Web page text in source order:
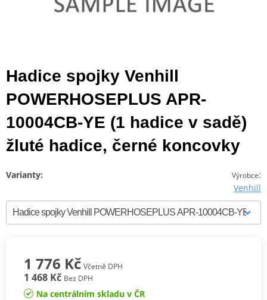
Hadice spojky Venhill
POWERHOSEPLUS APR-
10004CB-YE (1 hadice v sadě)
žluté hadice, černé koncovky
Výrobce:
Venhill
Varianty:
1 776 Kč Včetně DPH
1 468 Kč Bez DPH
Na centrálním skladu v ČR